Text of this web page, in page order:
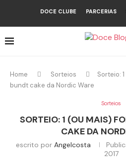
DOCE CLUBE PARCERIAS
Home Sorteios
Sorteio:
bundt cake da Nordic Ware
Sorteios
SORTEIO: 1 (OU MAIS)
CAKE DA
escrito por Angelcosta
2017